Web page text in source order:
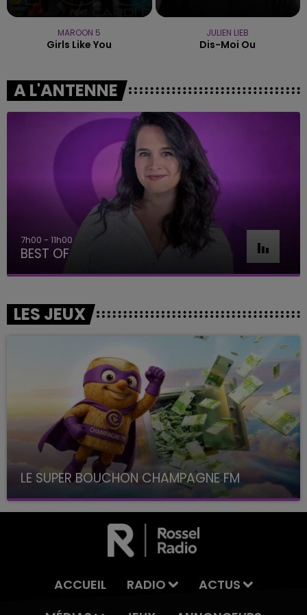
MAROON 5
Girls Like You
JULIEN LIEB
Dis-Moi Ou
A L'ANTENNE
11h00 - 16h00
Le week-end Champagne FM
LES JEUX
LE SUPER BOUCHON CHAMPAGNE FM
avec La Famille Champagne FM, à 8H10
ACCUEIL RADIO
ACTUS